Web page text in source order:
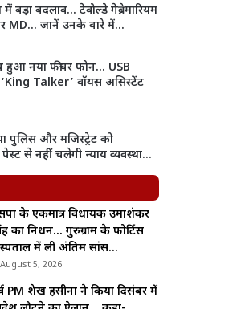
में बड़ा बदलाव… टेवोल्डे गेब्रेमारियम
MD… जानें उनके बारे में…
हुआ नया फीचर फोन… USB
Talker’ वॉयस असिस्टेंट
पुलिस और मजिस्ट्रेट को
से नहीं चलेगी न्याय व्यवस्था…
के एकमात्र विधायक उमाशंकर
का निधन… गुरुग्राम के फोर्टिस
में ली अंतिम सांस…
August 5, 2026
PM शेख हसीना ने किया दिसंबर में